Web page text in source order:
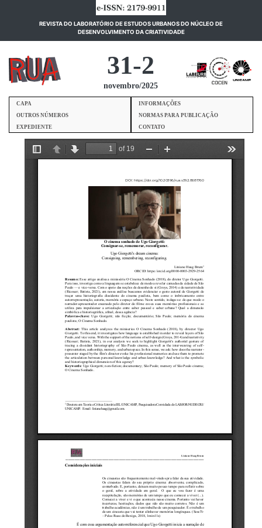
REVISTA DO LABORATÓRIO DE ESTUDOS URBANOS DO NÚCLEO DE
DESENVOLVIMENTO DA CRIATIVIDADE(current)
31-2
novembro/2025
CAPA
INFORMAÇÕES
OUTROS NÚMEROS
NORMAS PARA PUBLICAÇÃO
EXPEDIENTE
CONTATO